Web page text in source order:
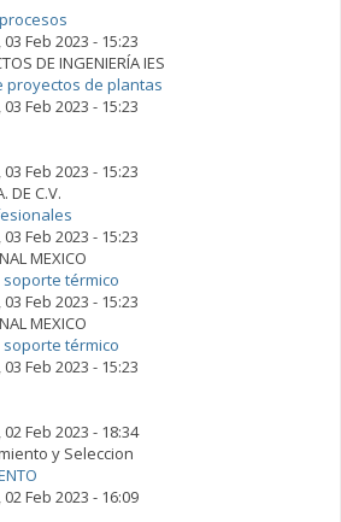
03 Feb 2023 - 15:23
DE INGENIERÍA IES
proyectos de plantas
03 Feb 2023 - 15:23
03 Feb 2023 - 15:23
DE C.V.
03 Feb 2023 - 15:23
MEXICO
térmico
03 Feb 2023 - 15:23
MEXICO
térmico
03 Feb 2023 - 15:23
02 Feb 2023 - 18:34
y Seleccion
02 Feb 2023 - 16:09